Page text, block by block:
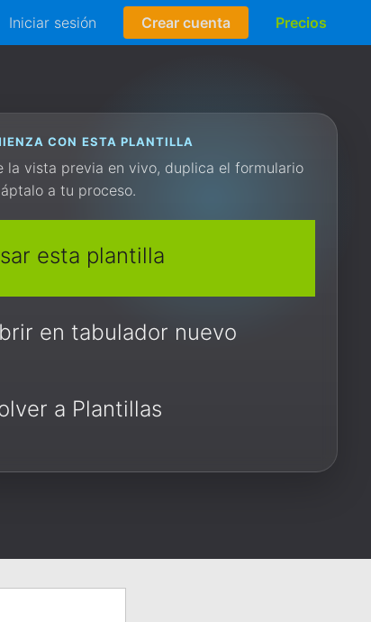
Iniciar sesión Crear cuenta Precios
CON ESTA PLANTILLA
la vista previa en vivo, duplica el formulario
a tu proceso.
esta plantilla
en tabulador nuevo
a Plantillas